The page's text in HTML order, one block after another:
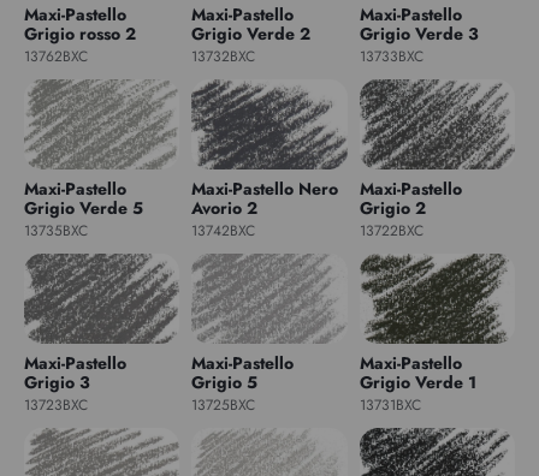
Maxi-Pastello
Grigio rosso 2
13762BXC
Maxi-Pastello
Grigio Verde 2
13732BXC
Maxi-Pastello
Grigio Verde 3
13733BXC
Maxi-Pastello
Grigio Verde 5
13735BXC
Maxi-Pastello Nero
Avorio 2
13742BXC
Maxi-Pastello
Grigio 2
13722BXC
Maxi-Pastello
Grigio 3
13723BXC
Maxi-Pastello
Grigio 5
13725BXC
Maxi-Pastello
Grigio Verde 1
13731BXC